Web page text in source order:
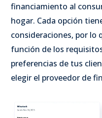
financiamiento al
hogar. Cada opción
consideraciones, por lo
función de los
preferencias de tus
elegir el proveedor de